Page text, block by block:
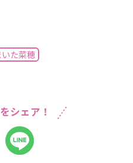
た菜穂
シェア！